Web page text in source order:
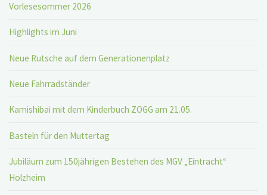
Vorlesesommer 2026
Highlights im Juni
Neue Rutsche auf dem Generationenplatz
Neue Fahrradständer
Kamishibai mit dem Kinderbuch ZOGG am 21.05.
Basteln für den Muttertag
Jubiläum zum 150jährigen Bestehen des MGV „Eintracht“
Holzheim